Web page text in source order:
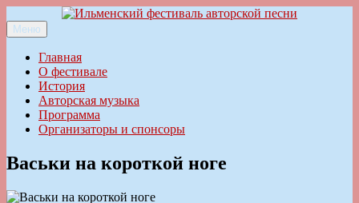
к
содержимому
Ильменский фестиваль авторской песни
Меню
Главная
О фестивале
История
Авторская музыка
Программа
Организаторы и спонсоры
Васьки на короткой ноге